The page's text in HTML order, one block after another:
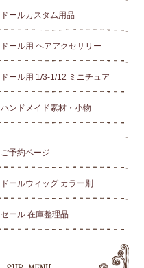
ドールカスタム用品
ドール用 ヘアアクセサリー
ドール用 1/3-1/12 ミニチュア
ハンドメイド素材・小物
ご予約ページ
ドールウィッグ カラー別
セール 在庫整理品